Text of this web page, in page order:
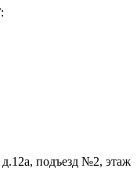
подъезд №2, этаж